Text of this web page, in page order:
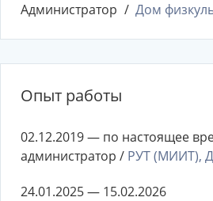
Администратор Дом
Опыт работы
02.12.2019 — по настоящее
администратор / РУТ (МИИТ),
24.01.2025 — 15.02.2026